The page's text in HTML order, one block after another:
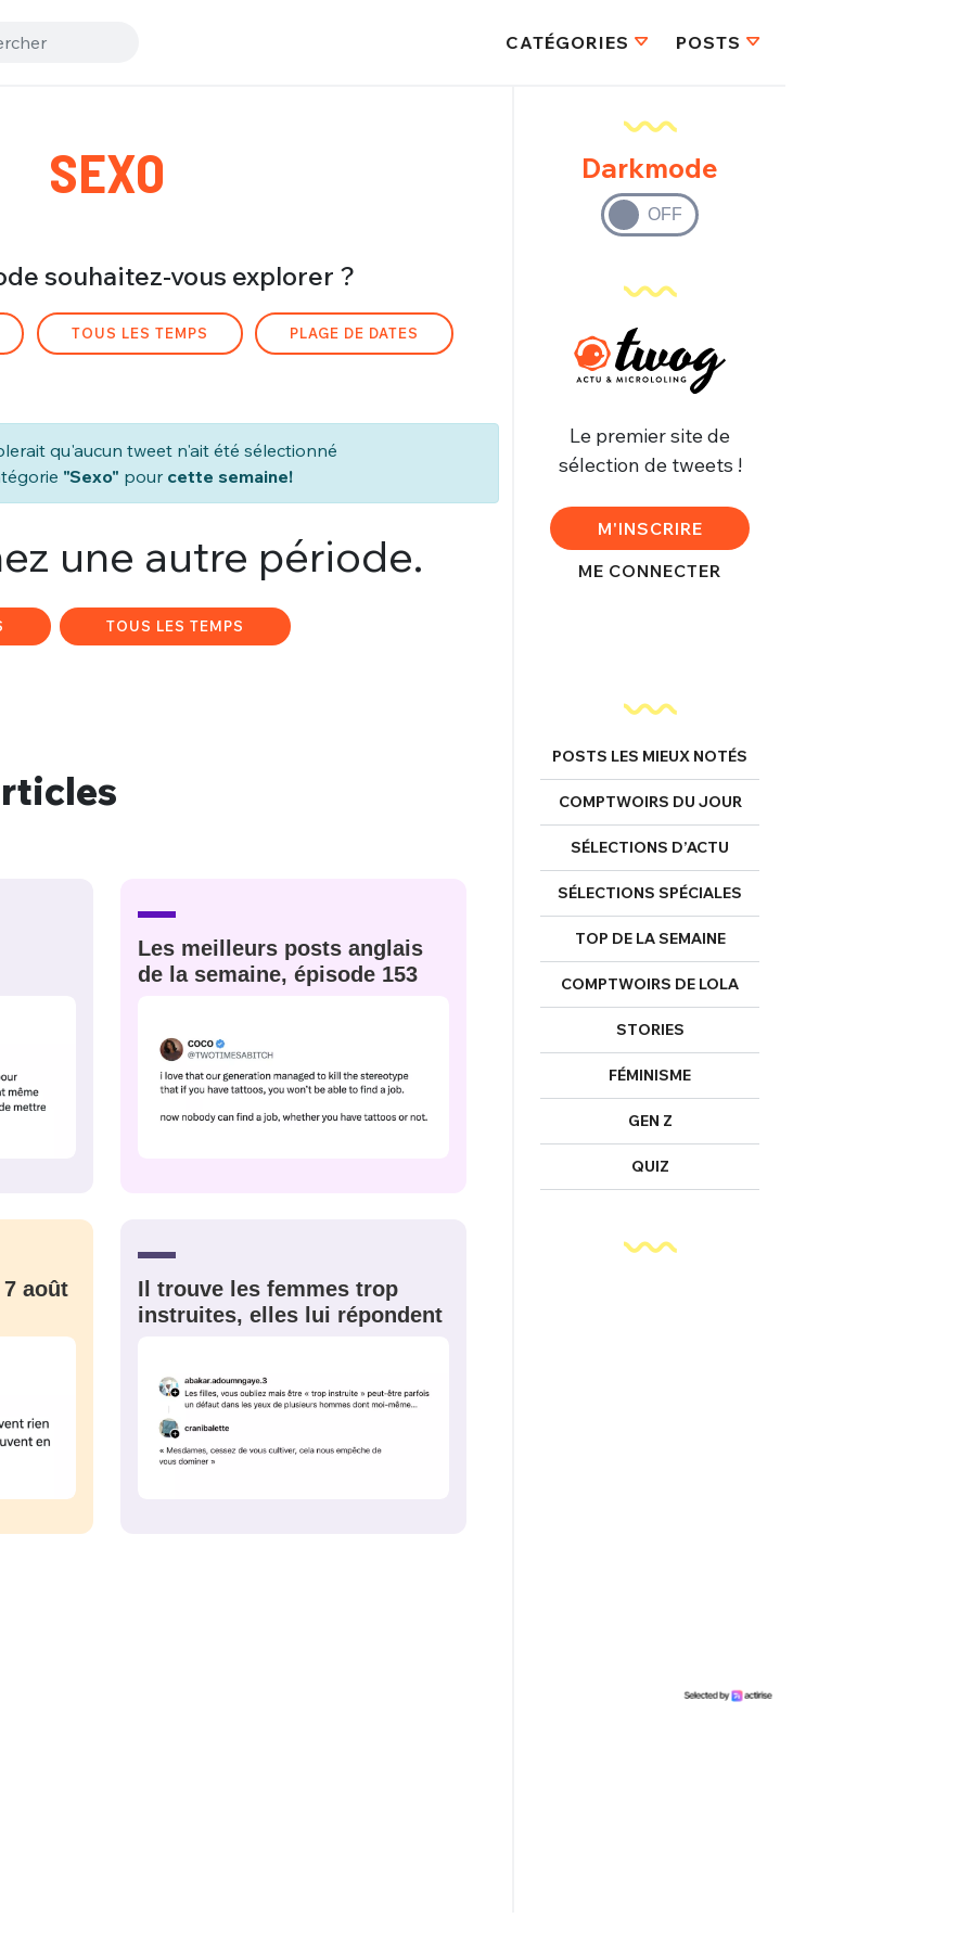
CATÉGORIES POSTS
SEXO
souhaitez-vous explorer ?
TOUS LES TEMPS PLAGE DE DATES
qu'aucun tweet n'ait été sélectionné
"Sexo" pour cette semaine!
une autre période.
TOUS LES TEMPS
Les meilleurs posts anglais
de la semaine, épisode 153
août
Il trouve les femmes trop
instruites, elles lui répondent
Darkmode
Le premier site de
sélection de tweets !
M'INSCRIRE
ME CONNECTER
POSTS LES MIEUX NOTÉS
COMPTWOIRS DU JOUR
SÉLECTIONS D’ACTU
SÉLECTIONS SPÉCIALES
TOP DE LA SEMAINE
COMPTWOIRS DE LOLA
STORIES
FÉMINISME
GEN Z
QUIZ
FERMER
Connexion
PSEUDO FERMER
Ma propre
Un Thread